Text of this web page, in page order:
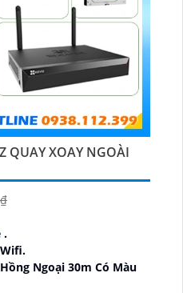
QUAY XOAY NGOÀI
.
Hồng Ngoại 30m Có Màu